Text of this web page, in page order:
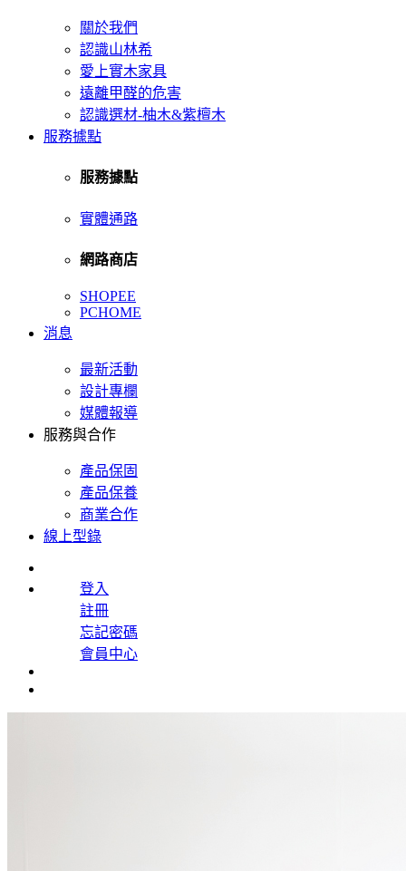
關於我們
認識山林希
愛上實木家具
遠離甲醛的危害
認識選材-柚木&紫檀木
服務據點
服務據點
實體通路
網路商店
SHOPEE
PCHOME
消息
最新活動
設計專欄
媒體報導
服務與合作
產品保固
產品保養
商業合作
線上型錄
登入
註冊
忘記密碼
會員中心